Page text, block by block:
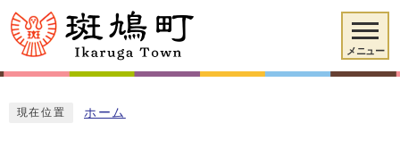
メニュー
現在位置 ホーム